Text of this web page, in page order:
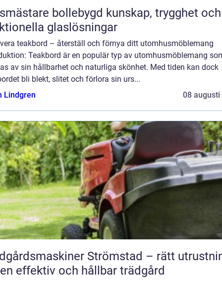
bollebygd kunskap, trygghet och
glaslösningar
teakbord – återställ och förnya ditt utomhusmöblemang
Teakbord är en populär typ av utomhusmöblemang
av sin hållbarhet och naturliga skönhet. Med tiden kan dock
bli blekt, slitet och förlora sin urs...
Lindgren
08 augusti
Strömstad – rätt
effektiv och hållbar trädgård